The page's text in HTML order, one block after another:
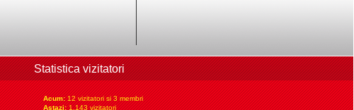
Statistica vizitatori
Acum:12 vizitatori si 3 membri
Astazi:1.143 vizitatori